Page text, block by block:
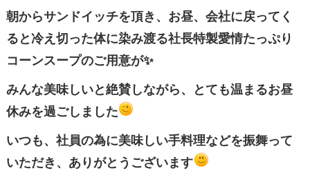
朝からサンドイッチを頂き、 お昼、会社に戻ってく
ると冷え切った体に染み渡る社長特製愛情たっぷり
コーンスープのご用意が✨
みんな美味しいと絶賛しながら、とても温まるお昼
休みを過ごしました
いつも、社員の為に美味しい手料理などを振舞って
いただき、ありがとうございます